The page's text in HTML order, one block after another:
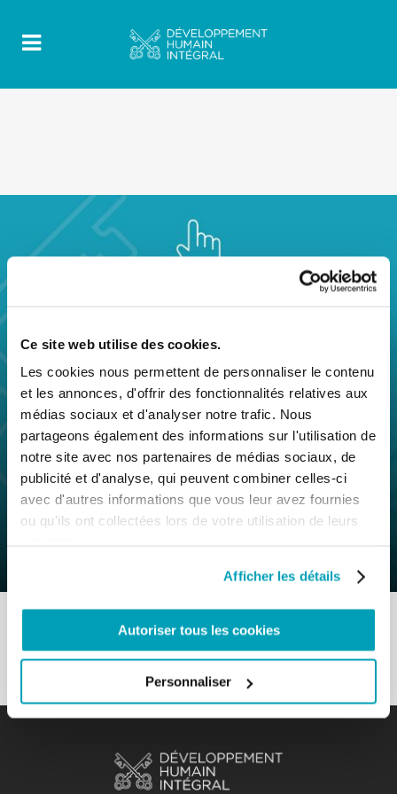
Ce site web utilise des cookies.
Les cookies nous permettent de personnaliser le contenu
et les annonces, d'offrir des fonctionnalités relatives aux
médias sociaux et d'analyser notre trafic. Nous
partageons également des informations sur l'utilisation de
notre site avec nos partenaires de médias sociaux, de
publicité et d'analyse, qui peuvent combiner celles-ci
avec d'autres informations que vous leur avez fournies
ou qu'ils ont collectées lors de votre utilisation de leurs
Afficher les détails
Autoriser tous les cookies
Personnaliser
7 Novembre 2019 | ByMr_admin | 0
Comments |
Section M&R – Il s’agit de mettre les